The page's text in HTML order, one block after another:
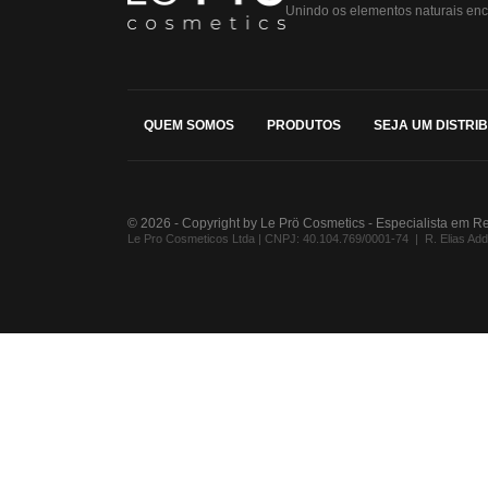
Unindo os elementos naturais
QUEM SOMOS PRODUTOS SEJA UM
© 2026 - Copyright by Le Prö Cosmetics - Especialista em
Le Pro Cosmeticos Ltda | CNPJ: 40.104.769/0001-74 | R. Elias